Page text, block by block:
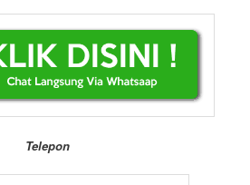
Telepon